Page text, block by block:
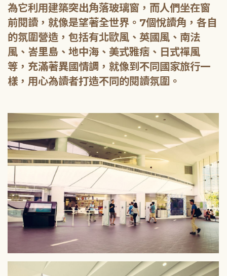
為它利用建築突出角落玻璃窗，而人們坐在窗
前閱讀，就像是望著全世界。7個悅讀角，各自
的氛圍營造，包括有北歐風、英國風、南法
風、峇里島、地中海、美式雅痞、日式禪風
等，充滿著異國情調，就像到不同國家旅行一
樣，用心為讀者打造不同的閱讀氛圍。